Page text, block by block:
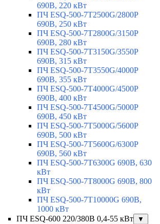
690В, 220 кВт
ПЧ ESQ-500-7T2500G/2800P
690В, 250 кВт
ПЧ ESQ-500-7T2800G/3150P
690В, 280 кВт
ПЧ ESQ-500-7T3150G/3550P
690В, 315 кВт
ПЧ ESQ-500-7T3550G/4000P
690В, 355 кВт
ПЧ ESQ-500-7T4000G/4500P
690В, 400 кВт
ПЧ ESQ-500-7T4500G/5000P
690В, 450 кВт
ПЧ ESQ-500-7T5000G/5600P
690В, 500 кВт
ПЧ ESQ-500-7T5600G/6300P
690В, 560 кВт
ПЧ ESQ-500-7T6300G 690В, 630
кВт
ПЧ ESQ-500-7T8000G 690В, 800
кВт
ПЧ ESQ-500-7T10000G 690В,
1000 кВт
ПЧ ESQ-600 220/380В 0,4-55 кВт
▼